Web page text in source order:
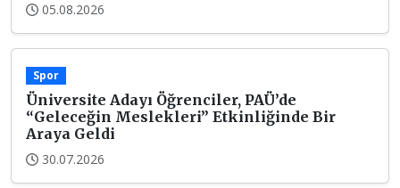
05.08.2026
Spor
Üniversite Adayı Öğrenciler, PAÜ’de
“Geleceğin Meslekleri” Etkinliğinde Bir
Araya Geldi
30.07.2026